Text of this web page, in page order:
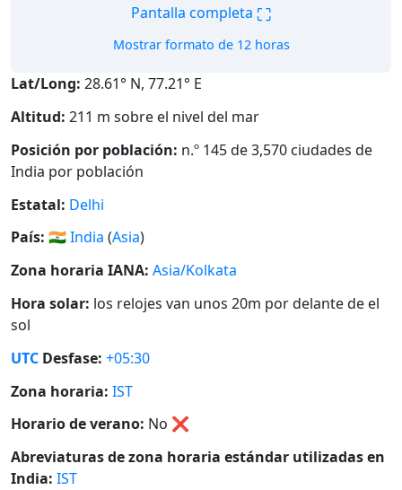
Pantalla completa ⛶
Mostrar formato de 12 horas
Lat/Long: 28.61° N, 77.21° E
Altitud: 211 m sobre el nivel del mar
Posición por población: n.º 145 de 3,570 ciudades de
India por población
Estatal: Delhi
País: 🇮🇳India (Asia)
Zona horaria IANA: Asia/Kolkata
Hora solar: los relojes van unos 20m por delante de el
sol
UTC Desfase: +05:30
Zona horaria: IST
Horario de verano: No ❌
Abreviaturas de zona horaria estándar utilizadas en
India: IST